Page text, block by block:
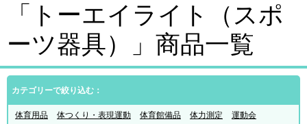
「トーエイライト（スポ
ーツ器具）」商品一覧
カテゴリーで絞り込む：
体育用品 体つくり・表現運動 体育館備品 体力測定
運動会